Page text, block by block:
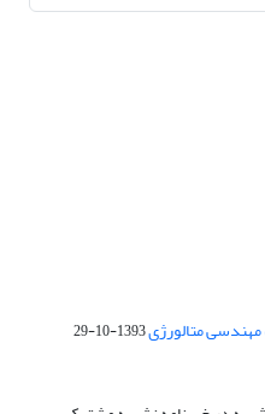
متالورژی1393-10-29